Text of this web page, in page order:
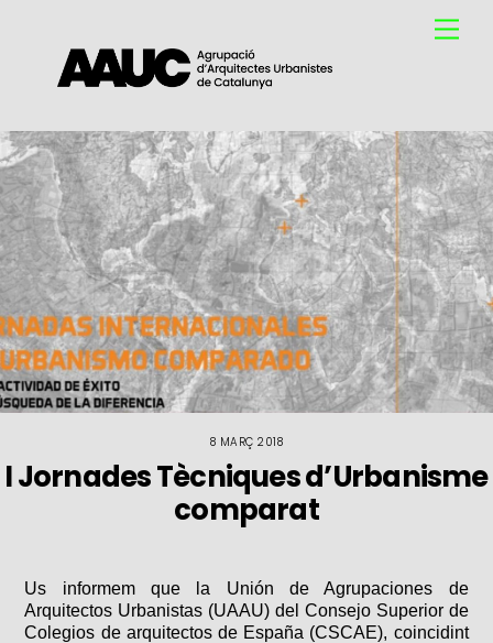
content
8 MARÇ 2018
I Jornades Tècniques d’Urbanisme
comparat
Us informem que la Unión de Agrupaciones de
Arquitectos Urbanistas (UAAU) del Consejo Superior de
Colegios de arquitectos de España (CSCAE), coincidint